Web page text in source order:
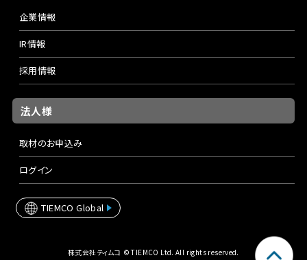
企業情報
IR情報
採用情報
法人様
取材のお申込み
ログイン
TIEMCO Global
株式会社ティムコ © TIEMCO Ltd. All rights reserved.